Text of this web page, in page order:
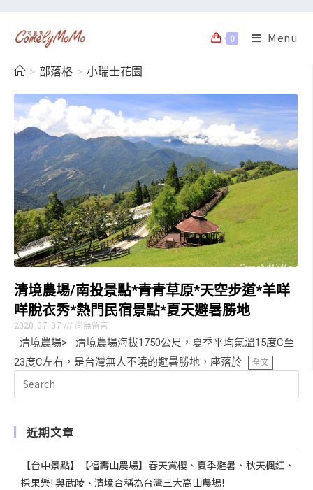
0 Menu
> 部落格 > 小瑞士花園
清境農場/南投景點*青青草原*天空步道*羊咩
咩脫衣秀*熱門民宿景點*夏天避暑勝地
2020-07-07 尚無留言
清境農場> 清境農場海拔1750公尺，夏季平均氣溫15度C至
23度C左右，是台灣無人不曉的避暑勝地，座落於
全文
近期文章
【台中景點】【福壽山農場】春天賞櫻、夏季避暑、秋天楓紅、
採果樂! 與武陵、清境合稱為台灣三大高山農場!